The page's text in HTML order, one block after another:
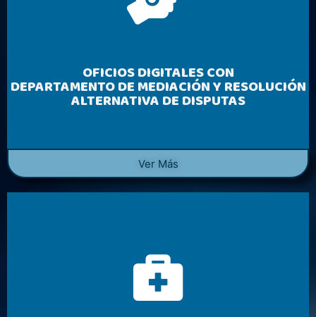
OFICIOS DIGITALES CON
DEPARTAMENTO DE MEDIACIÓN Y RESOLUCIÓN
ALTERNATIVA DE DISPUTAS
Ver Más